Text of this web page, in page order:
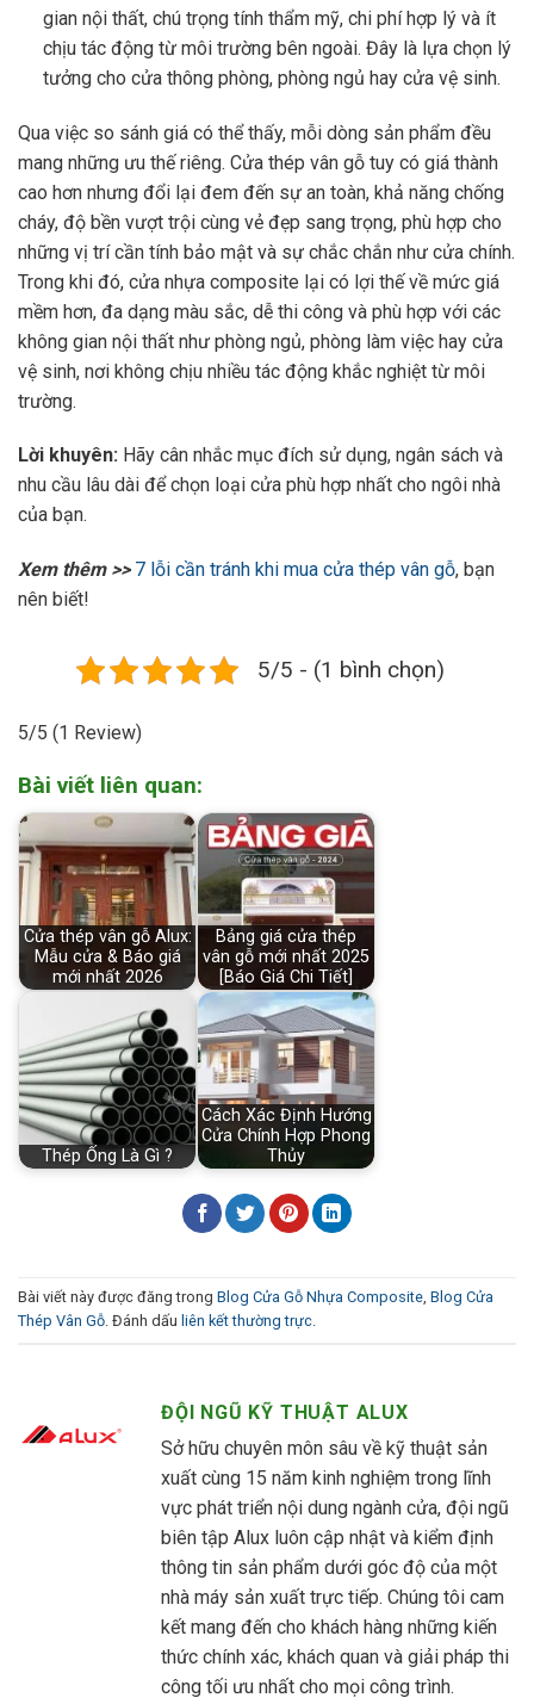
gian nội thất, chú trọng tính thẩm mỹ, chi phí hợp lý và ít
chịu tác động từ môi trường bên ngoài. Đây là lựa chọn lý
tưởng cho cửa thông phòng, phòng ngủ hay cửa vệ sinh.
Qua việc so sánh giá có thể thấy, mỗi dòng sản phẩm đều
mang những ưu thế riêng. Cửa thép vân gỗ tuy có giá thành
cao hơn nhưng đổi lại đem đến sự an toàn, khả năng chống
cháy, độ bền vượt trội cùng vẻ đẹp sang trọng, phù hợp cho
những vị trí cần tính bảo mật và sự chắc chắn như cửa chính.
Trong khi đó, cửa nhựa composite lại có lợi thế về mức giá
mềm hơn, đa dạng màu sắc, dễ thi công và phù hợp với các
không gian nội thất như phòng ngủ, phòng làm việc hay cửa
vệ sinh, nơi không chịu nhiều tác động khắc nghiệt từ môi
trường.
Lời khuyên: Hãy cân nhắc mục đích sử dụng, ngân sách và
nhu cầu lâu dài để chọn loại cửa phù hợp nhất cho ngôi nhà
của bạn.
Xem thêm >> 7 lỗi cần tránh khi mua cửa thép vân gỗ, bạn
nên biết!
5/5 - (1 bình chọn)
5/5 (1 Review)
Bài viết liên quan:
Cửa thép vân gỗ Alux:
Mẫu cửa & Báo giá
mới nhất 2026
Bảng giá cửa thép
vân gỗ mới nhất 2025
[Báo Giá Chi Tiết]
Thép Ống Là Gì ?
Cách Xác Định Hướng
Cửa Chính Hợp Phong
Thủy
Bài viết này được đăng trong Blog Cửa Gỗ Nhựa Composite, Blog Cửa
Thép Vân Gỗ. Đánh dấu liên kết thường trực.
ĐỘI NGŨ KỸ THUẬT ALUX
Sở hữu chuyên môn sâu về kỹ thuật sản
xuất cùng 15 năm kinh nghiệm trong lĩnh
vực phát triển nội dung ngành cửa, đội ngũ
biên tập Alux luôn cập nhật và kiểm định
thông tin sản phẩm dưới góc độ của một
nhà máy sản xuất trực tiếp. Chúng tôi cam
kết mang đến cho khách hàng những kiến
thức chính xác, khách quan và giải pháp thi
công tối ưu nhất cho mọi công trình.